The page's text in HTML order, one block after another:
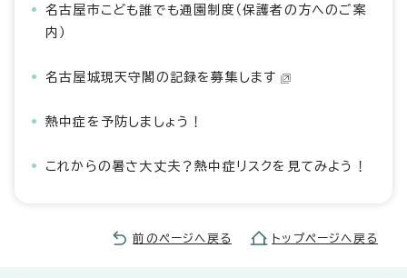
名古屋市こども誰でも通園制度（保護者の方へのご案
内）
名古屋城現天守閣の記録を募集します
熱中症を予防しましょう！
これからの暑さ大丈夫？熱中症リスクを見てみよう！
前のページへ戻る トップページへ戻る